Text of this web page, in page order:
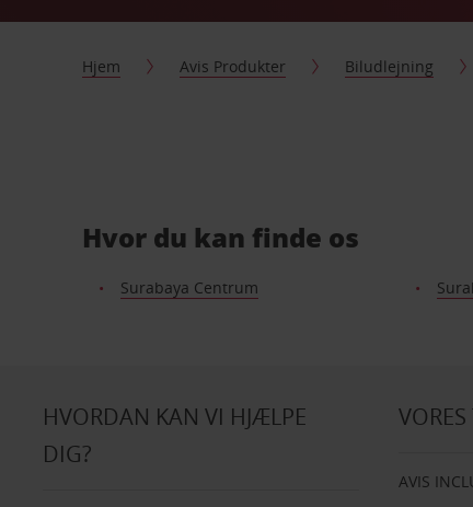
Hjem Avis Produkter Biludlejning
Hvor du kan finde os
Surabaya Centrum
HVORDAN KAN VI HJÆLPE
DIG?
AVIS